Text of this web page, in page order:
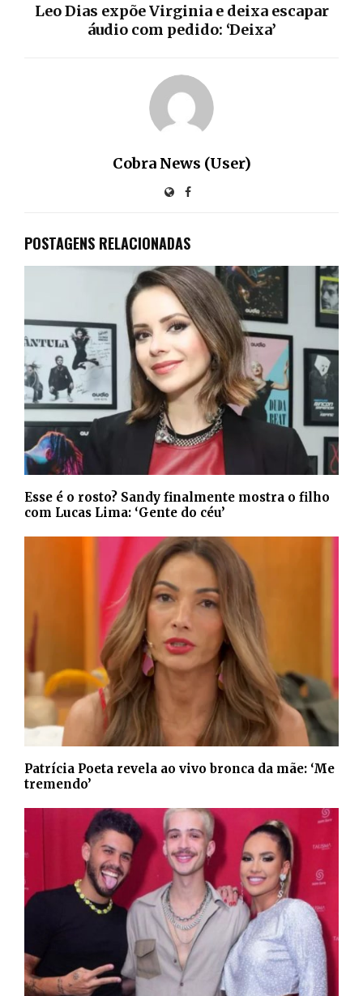
Leo Dias expõe Virginia e deixa escapar
áudio com pedido: ‘Deixa’
Cobra News (User)
POSTAGENS RELACIONADAS
Esse é o rosto? Sandy finalmente mostra o filho
com Lucas Lima: ‘Gente do céu’
Patrícia Poeta revela ao vivo bronca da mãe: ‘Me
tremendo’